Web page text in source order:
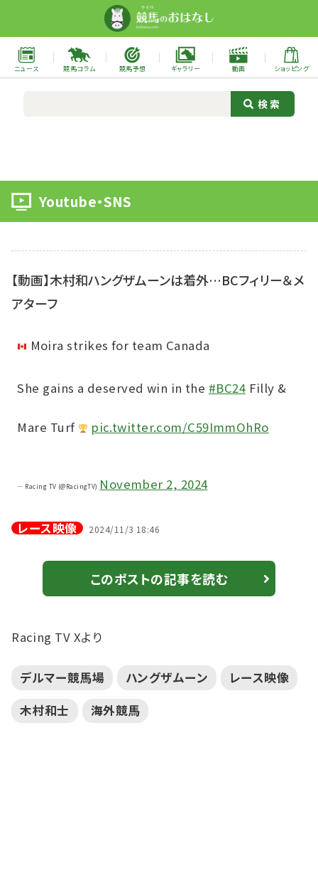
ニュース 競馬コラム 競馬予想 ギャラリー 動画 ショッピング
Youtube・SNS
【動画】木村和ハングザムーンは着外…BCフィリー＆メ
アターフ
Moira strikes for team Canada
She gains a deserved win in the #BC24 Filly &
Mare Turf pic.twitter.com/C59ImmOhRo
— Racing TV (@RacingTV) November 2, 2024
レース映像 2024/11/3 18:46
このポストの記事を読む
Racing TV Xより
デルマー競馬場 ハングザムーン
レース映像
木村和士
海外競馬